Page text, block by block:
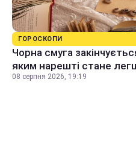
ГОРОСКОПИ
Чорна смуга
яким нарешті стане
08 серпня 2026, 19:19